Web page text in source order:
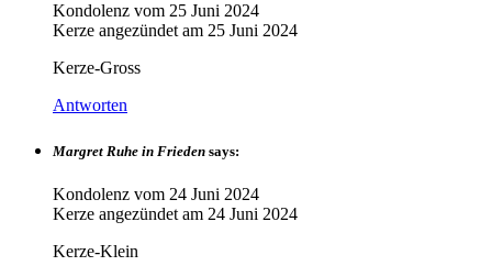
Kondolenz vom 25 Juni 2024
Kerze angezündet am 25 Juni 2024
Kerze-Gross
Antworten
Margret Ruhe in Frieden says:
Kondolenz vom 24 Juni 2024
Kerze angezündet am 24 Juni 2024
Kerze-Klein